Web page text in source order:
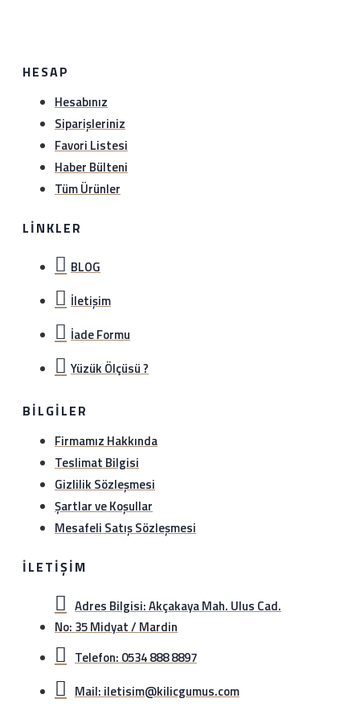
888 8897) veya whatsapp hattımıza (0534 888 8897)
bilgi verebilirsiniz..
HESAP
Hesabınız
Siparişleriniz
Favori Listesi
Haber Bülteni
Tüm Ürünler
LINKLER
BLOG
İletişim
İade Formu
Yüzük Ölçüsü ?
BILGILER
Firmamız Hakkında
Teslimat Bilgisi
Gizlilik Sözleşmesi
Şartlar ve Koşullar
Mesafeli Satış Sözleşmesi
İLETIŞIM
Adres Bilgisi: Akçakaya Mah. Ulus Cad.
No: 35 Midyat / Mardin
Telefon: 0534 888 8897
Mail: iletisim@kilicgumus.com